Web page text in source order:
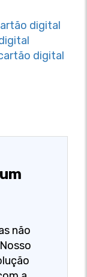
digital
digital
não